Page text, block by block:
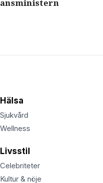
Hälsa
Sjukvård
Wellness
Livsstil
Celebriteter
Kultur & nöje